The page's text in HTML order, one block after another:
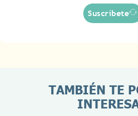
Suscríbete
TAMBIÉN TE